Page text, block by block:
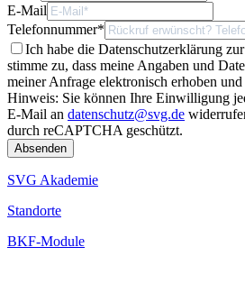
E-Mail
Telefonnummer*
Ich habe die Datenschutzerklärung
stimme zu, dass meine Angaben und
meiner Anfrage elektronisch erhoben
Hinweis: Sie können Ihre Einwilligung
E-Mail an datenschutz@svg.de
durch reCAPTCHA geschützt.
SVG Akademie
Standorte
BKF-Module